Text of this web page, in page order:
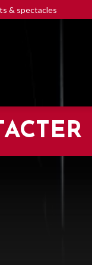
& spectacles